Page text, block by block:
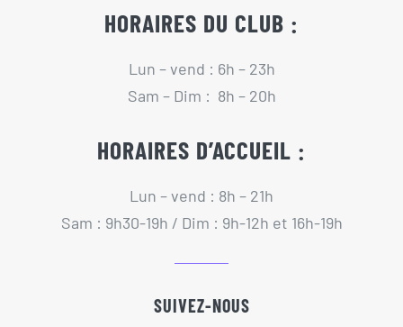
HORAIRES DU CLUB :
Lun – vend : 6h – 23h
Sam – Dim : 8h – 20h
HORAIRES D’ACCUEIL :
Lun – vend : 8h – 21h
Sam : 9h30-19h / Dim : 9h-12h et 16h-19h
SUIVEZ-NOUS